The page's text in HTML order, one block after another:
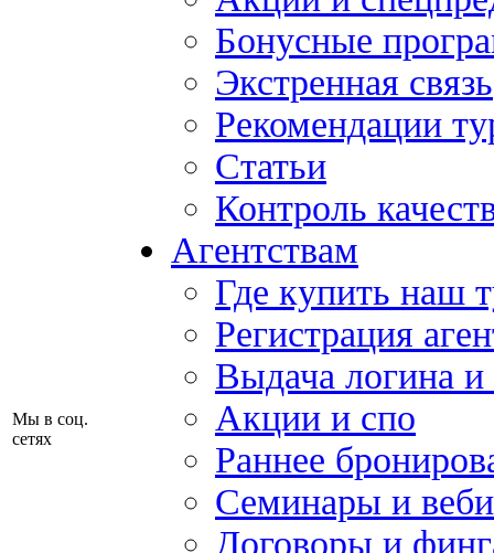
Мы в соц.
сетях
Бонусные
Экстренная связь
Рекомендации
Статьи
Контроль
Агентствам
Где купить наш
Регистрация
Выдача логина и
Акции и спо
Раннее
Семинары и
Договоры и